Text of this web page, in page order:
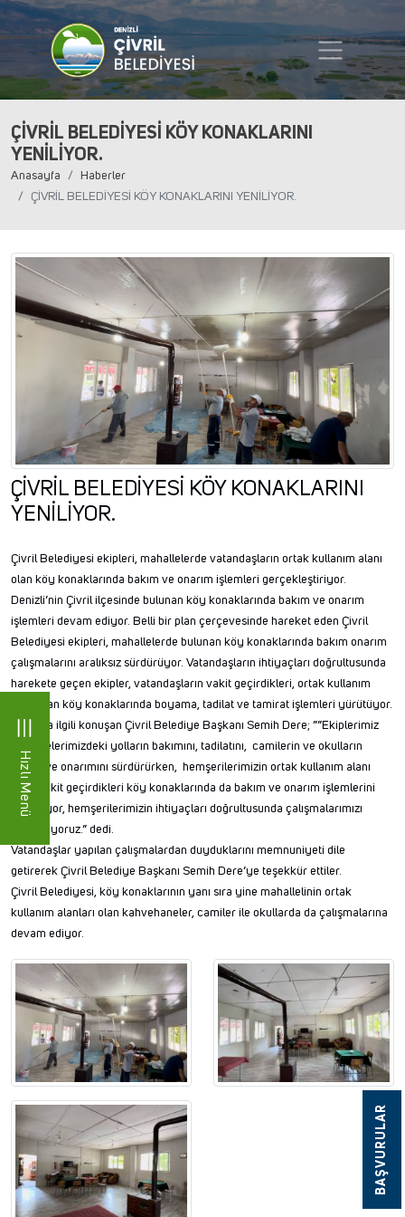
Hızlı Menü
BAŞVURULAR
ÇİVRİL BELEDİYESİ KÖY KONAKLARINI
YENİLİYOR.
Anasayfa
Haberler
ÇİVRİL BELEDİYESİ KÖY KONAKLARINI YENİLİYOR.
ÇİVRİL BELEDİYESİ KÖY KONAKLARINI
YENİLİYOR.
Çivril Belediyesi ekipleri, mahallelerde vatandaşların ortak kullanım alanı
olan köy konaklarında bakım ve onarım işlemleri gerçekleştiriyor.
Denizli’nin Çivril ilçesinde bulunan köy konaklarında bakım ve onarım
işlemleri devam ediyor. Belli bir plan çerçevesinde hareket eden Çivril
Belediyesi ekipleri, mahallelerde bulunan köy konaklarında bakım onarım
çalışmalarını aralıksız sürdürüyor. Vatandaşların ihtiyaçları doğrultusunda
harekete geçen ekipler, vatandaşların vakit geçirdikleri, ortak kullanım
alanı olan köy konaklarında boyama, tadilat ve tamirat işlemleri yürütüyor.
Konuyla ilgili konuşan Çivril Belediye Başkanı Semih Dere; ””Ekiplerimiz
mahallelerimizdeki yolların bakımını, tadilatını, camilerin ve okulların
bakım ve onarımını sürdürürken, hemşerilerimizin ortak kullanım alanı
olan, vakit geçirdikleri köy konaklarında da bakım ve onarım işlemlerini
yürütüyor, hemşerilerimizin ihtiyaçları doğrultusunda çalışmalarımızı
sürdürüyoruz.” dedi.
Vatandaşlar yapılan çalışmalardan duyduklarını memnuniyeti dile
getirerek Çivril Belediye Başkanı Semih Dere’ye teşekkür ettiler.
Çivril Belediyesi, köy konaklarının yanı sıra yine mahallelinin ortak
kullanım alanları olan kahvehaneler, camiler ile okullarda da çalışmalarına
devam ediyor.